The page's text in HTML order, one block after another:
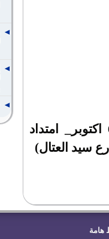
تتم المقابلة :6 اكتوبر وبني سويف بالعنوان التالي(6 اكتوبر_ امتداد
هامة